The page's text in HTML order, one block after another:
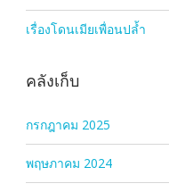
เรื่องโดนเมียเพื่อนปล้ำ
คลังเก็บ
กรกฎาคม 2025
พฤษภาคม 2024